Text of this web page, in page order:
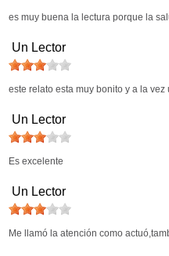
es muy buena la lectura porque la
Un Lector
este relato esta muy bonito y a la vez
Un Lector
Es excelente
Un Lector
Me llamó la atención como